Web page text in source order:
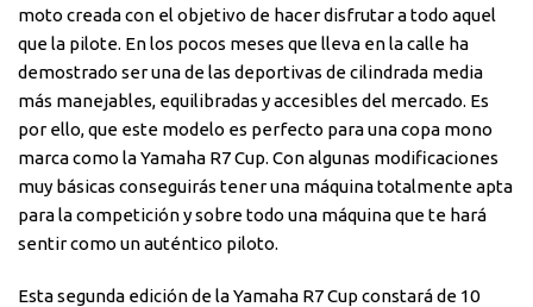
moto creada con el objetivo de hacer disfrutar a todo aquel
que la pilote. En los pocos meses que lleva en la calle ha
demostrado ser una de las deportivas de cilindrada media
más manejables, equilibradas y accesibles del mercado. Es
por ello, que este modelo es perfecto para una copa mono
marca como la Yamaha R7 Cup. Con algunas modificaciones
muy básicas conseguirás tener una máquina totalmente apta
para la competición y sobre todo una máquina que te hará
sentir como un auténtico piloto.
Esta segunda edición de la Yamaha R7 Cup constará de 10